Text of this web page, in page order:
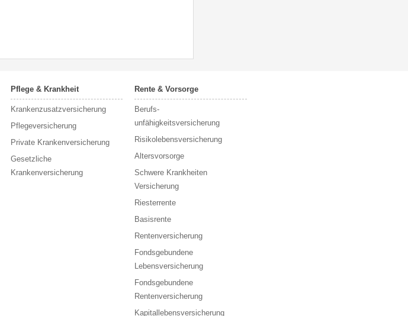
Pflege & Krankheit
Krankenzusatzversicherung
Pflegeversicherung
Private Krankenversicherung
Gesetzliche
Krankenversicherung
Rente & Vorsorge
Berufs­
unfähigkeitsversicherung
Risikolebensversicherung
Altersvorsorge
Schwere Krankheiten
Versicherung
Riesterrente
Basisrente
Rentenversicherung
Fondsgebundene
Lebensversicherung
Fondsgebundene
Rentenversicherung
Kapitallebensversicherung